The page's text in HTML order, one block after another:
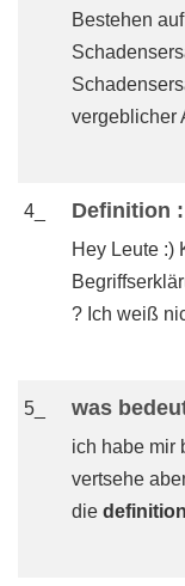
Bestehen
vergeblicher
4_ Definition
Hey Leute :)
? Ich weiß
5_ was
ich habe mir
vertsehe
die definition